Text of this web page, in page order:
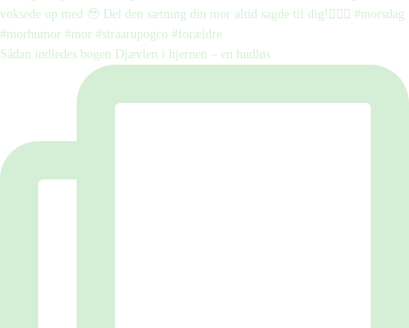
Sådan indledes bogen Djævlen i hjernen – en hudløs